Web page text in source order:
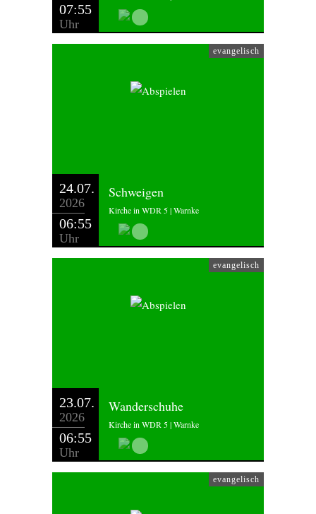
07:55
Uhr
evangelisch
24.07.
2026
06:55
Uhr
Schweigen
Kirche in WDR 5 | Warnke
evangelisch
23.07.
2026
06:55
Uhr
Wanderschuhe
Kirche in WDR 5 | Warnke
evangelisch